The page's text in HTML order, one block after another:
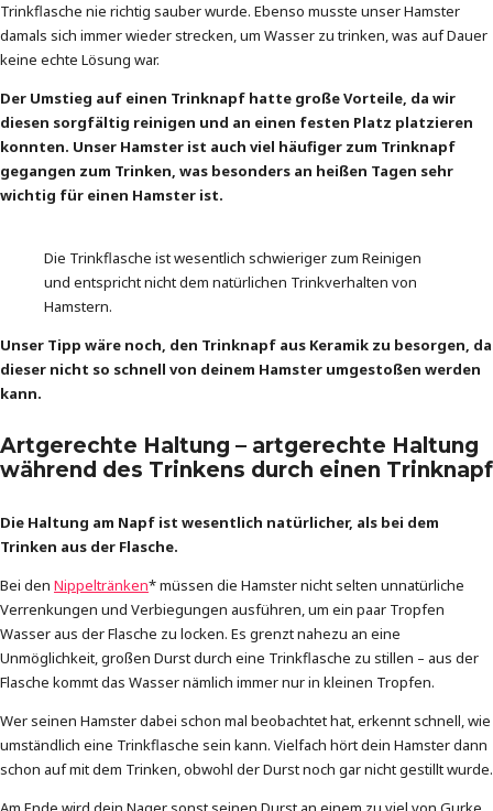
Trinkflasche nie richtig sauber wurde. Ebenso musste unser Hamster
damals sich immer wieder strecken, um Wasser zu trinken, was auf Dauer
keine echte Lösung war.
Der Umstieg auf einen Trinknapf hatte große Vorteile, da wir
diesen sorgfältig reinigen und an einen festen Platz platzieren
konnten. Unser Hamster ist auch viel häufiger zum Trinknapf
gegangen zum Trinken, was besonders an heißen Tagen sehr
wichtig für einen Hamster ist.
Die Trinkflasche ist wesentlich schwieriger zum Reinigen
und entspricht nicht dem natürlichen Trinkverhalten von
Hamstern.
Unser Tipp wäre noch, den Trinknapf aus Keramik zu besorgen, da
dieser nicht so schnell von deinem Hamster umgestoßen werden
kann.
Artgerechte Haltung – artgerechte Haltung
während des Trinkens durch einen Trinknapf
Die Haltung am Napf ist wesentlich natürlicher, als bei dem
Trinken aus der Flasche.
Bei den Nippeltränken* müssen die Hamster nicht selten unnatürliche
Verrenkungen und Verbiegungen ausführen, um ein paar Tropfen
Wasser aus der Flasche zu locken. Es grenzt nahezu an eine
Unmöglichkeit, großen Durst durch eine Trinkflasche zu stillen – aus der
Flasche kommt das Wasser nämlich immer nur in kleinen Tropfen.
Wer seinen Hamster dabei schon mal beobachtet hat, erkennt schnell, wie
umständlich eine Trinkflasche sein kann. Vielfach hört dein Hamster dann
schon auf mit dem Trinken, obwohl der Durst noch gar nicht gestillt wurde.